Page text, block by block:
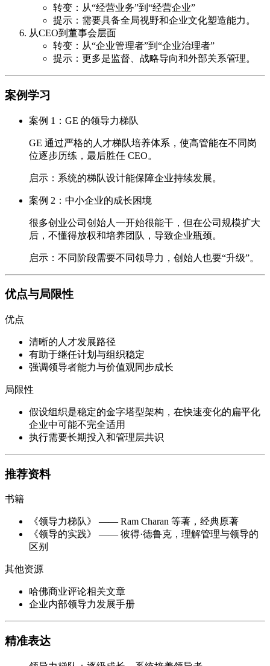
转变：从“经营业务”到“经营企业”
提示：需要具备全局视野和企业文化塑造能力。
从CEO到董事会层面
转变：从“企业管理者”到“企业治理者”
提示：更多是监督、战略导向和外部关系管理。
案例学习
案例 1：GE 的领导力梯队
GE 通过严格的人才梯队培养体系，使高管能在不同岗
位逐步历练，最后胜任 CEO。
启示：系统的梯队设计能保障企业持续发展。
案例 2：中小企业的成长困境
很多创业公司创始人一开始很能干，但在公司规模扩大
后，不懂得放权和培养团队，导致企业瓶颈。
启示：不同阶段需要不同领导力，创始人也要“升级”。
优点与局限性
优点
清晰的人才发展路径
有助于继任计划与组织稳定
强调领导者能力与价值观同步成长
局限性
假设组织是稳定的金字塔型架构，在快速变化的扁平化
企业中可能不完全适用
执行需要长期投入和管理层共识
推荐资料
书籍
《领导力梯队》 —— Ram Charan 等著，经典原著
《领导的实践》 —— 彼得·德鲁克，理解管理与领导的
区别
其他资源
哈佛商业评论相关文章
企业内部领导力发展手册
精准表达